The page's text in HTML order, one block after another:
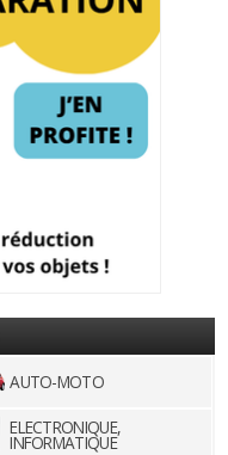
AUTO-MOTO
ELECTRONIQUE,
INFORMATIQUE